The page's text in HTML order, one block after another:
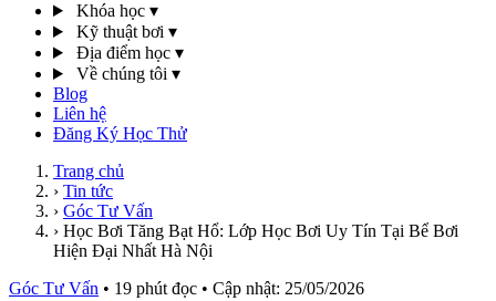
Khóa học ▾
Kỹ thuật bơi ▾
Địa điểm học ▾
Về chúng tôi ▾
Blog
Liên hệ
Đăng Ký Học Thử
Trang chủ
› Tin tức
› Góc Tư Vấn
› Học Bơi Tăng Bạt Hổ: Lớp Học Bơi Uy Tín Tại Bể Bơi
Hiện Đại Nhất Hà Nội
Góc Tư Vấn • 19 phút đọc • Cập nhật: 25/05/2026